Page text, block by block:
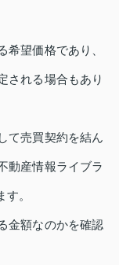
望価格であり、
される場合もあり
て売買契約を結ん
動産情報ライブラ
。
金額なのかを確認